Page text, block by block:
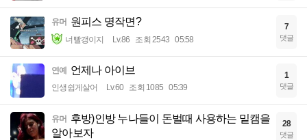
유머 원피스 명작면?
너빨갱이지 Lv.86 조회 2543 05:58
7
댓글
연예 언제나 아이브
인생쉽게살어 Lv.60 조회 1085 05:39
1
댓글
유머 후방)인방 누나들이 돈벌때 사용하는 밑캠을
알아보자
28
댓글